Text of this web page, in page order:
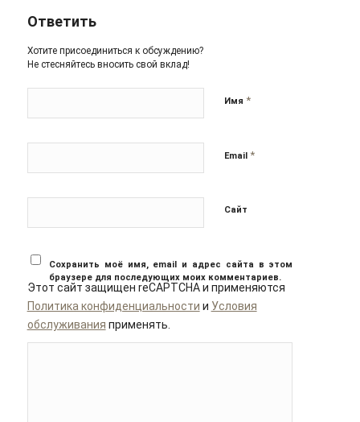
Ответить
Хотите присоединиться к обсуждению?
Не стесняйтесь вносить свой вклад!
Имя *
Email *
Сайт
Сохранить моё имя, email и адрес сайта в этом
браузере для последующих моих комментариев.
Этот сайт защищен reCAPTCHA и применяются
Политика конфиденциальности и Условия
обслуживания применять.